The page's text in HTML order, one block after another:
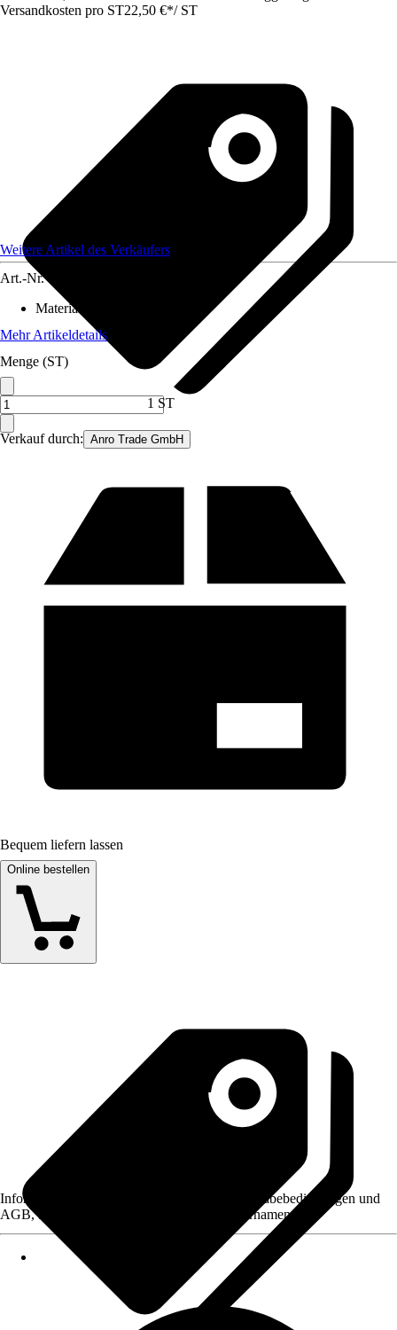
Versandkosten pro ST22,50 €*/ ST
Verkauf durch: Anro Trade GmbH
Weitere Artikel des Verkäufers
Art.-Nr.
Material
Mehr Artikeldetails
Menge (ST)
1 ST
Bequem liefern lassen
Online bestellen
Informationen des Verkäufers, wie z. B. Rückgabebedingungen und
AGB, finden Sie bei Klick auf den Verkäufernamen.